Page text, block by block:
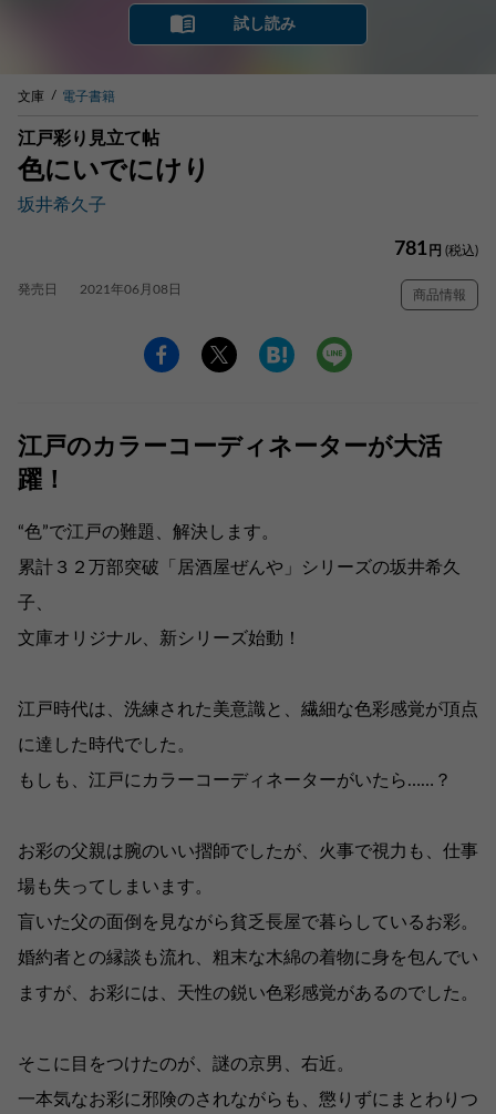
試し読み
文庫 電子書籍
江戸彩り見立て帖
色にいでにけり
坂井希久子
781 円 (税込)
発売日 2021年06月08日 商品情報
江戸のカラーコーディネーターが大活
躍！
“色”で江戸の難題、解決します。
累計３２万部突破「居酒屋ぜんや」シリーズの坂井希久
子、
文庫オリジナル、新シリーズ始動！
江戸時代は、洗練された美意識と、繊細な色彩感覚が頂点
に達した時代でした。
もしも、江戸にカラーコーディネーターがいたら……？
お彩の父親は腕のいい摺師でしたが、火事で視力も、仕事
場も失ってしまいます。
盲いた父の面倒を見ながら貧乏長屋で暮らしているお彩。
婚約者との縁談も流れ、粗末な木綿の着物に身を包んでい
ますが、お彩には、天性の鋭い色彩感覚があるのでした。
そこに目をつけたのが、謎の京男、右近。
一本気なお彩に邪険のされながらも、懲りずにまとわりつ